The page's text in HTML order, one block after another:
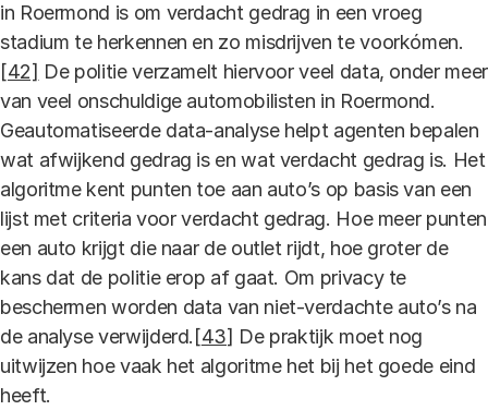
in Roermond is om verdacht gedrag in een vroeg
stadium te herkennen en zo misdrijven te voorkómen.
[42] De politie verzamelt hiervoor veel data, onder meer
van veel onschuldige automobilisten in Roermond.
Geautomatiseerde data-analyse helpt agenten bepalen
wat afwijkend gedrag is en wat verdacht gedrag is. Het
algoritme kent punten toe aan auto’s op basis van een
lijst met criteria voor verdacht gedrag. Hoe meer punten
een auto krijgt die naar de outlet rijdt, hoe groter de
kans dat de politie erop af gaat. Om privacy te
beschermen worden data van niet-verdachte auto’s na
de analyse verwijderd.[43] De praktijk moet nog
uitwijzen hoe vaak het algoritme het bij het goede eind
heeft.